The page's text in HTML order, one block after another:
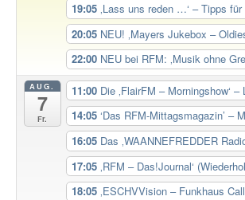
19:05 ‚Lass uns reden …‘ – Tipps für
20:05 NEU! ‚Mayers Jukebox –
22:00 NEU bei RFM: ‚Musik ohne
AUG.
7
Fr.
11:00 Die ‚FlairFM – Morningshow‘ –
14:05 ‘Das RFM-Mittagsmagazin’ –
16:05 Das ‚WAANNEFREDDER
17:05 ‚RFM – Das!Journal‘
18:05 ‚ESCHVVision – Funkhaus